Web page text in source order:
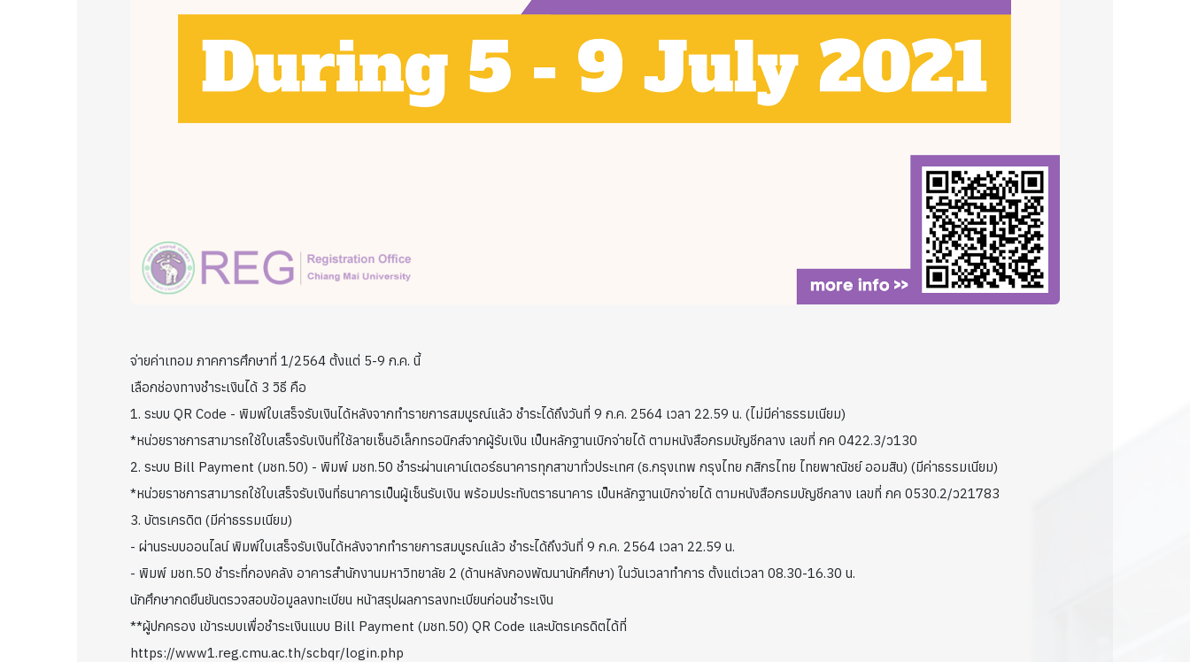
จ่ายค่าเทอม ภาคการศึกษาที่ 1/2564 ตั้งแต่ 5-9 ก.ค. นี้
เลือกช่องทางชำระเงินได้ 3 วิธี คือ
1. ระบบ QR Code - พิมพ์ใบเสร็จรับเงินได้หลังจากทำรายการสมบูรณ์แล้ว ชำระได้ถึงวันที่ 9 ก.ค. 2564 เวลา 22.59 น. (ไม่มีค่าธรรมเนียม)
*หน่วยราชการสามารถใช้ใบเสร็จรับเงินที่ใช้ลายเซ็นอิเล็กทรอนิกส์จากผู้รับเงิน เป็นหลักฐานเบิกจ่ายได้ ตามหนังสือกรมบัญชีกลาง เลขที่ กค 0422.3/ว130
2. ระบบ Bill Payment (มชท.50) - พิมพ์ มชท.50 ชำระผ่านเคาน์เตอร์ธนาคารทุกสาขาทั่วประเทศ (ธ.กรุงเทพ กรุงไทย กสิกรไทย ไทยพาณิชย์ ออมสิน) (มีค่าธรรมเนียม)
*หน่วยราชการสามารถใช้ใบเสร็จรับเงินที่ธนาคารเป็นผู้เซ็นรับเงิน พร้อมประทับตราธนาคาร เป็นหลักฐานเบิกจ่ายได้ ตามหนังสือกรมบัญชีกลาง เลขที่ กค 0530.2/ว21783
3. บัตรเครดิต (มีค่าธรรมเนียม)
- ผ่านระบบออนไลน์ พิมพ์ใบเสร็จรับเงินได้หลังจากทำรายการสมบูรณ์แล้ว ชำระได้ถึงวันที่ 9 ก.ค. 2564 เวลา 22.59 น.
- พิมพ์ มชท.50 ชำระที่กองคลัง อาคารสำนักงานมหาวิทยาลัย 2 (ด้านหลังกองพัฒนานักศึกษา) ในวันเวลาทำการ ตั้งแต่เวลา 08.30-16.30 น.
นักศึกษากดยืนยันตรวจสอบข้อมูลลงทะเบียน หน้าสรุปผลการลงทะเบียนก่อนชำระเงิน
**ผู้ปกครอง เข้าระบบเพื่อชำระเงินแบบ Bill Payment (มชท.50) QR Code และบัตรเครดิตได้ที่
https://www1.reg.cmu.ac.th/scbqr/login.php